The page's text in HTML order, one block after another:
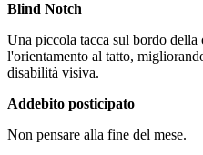
Blind Notch
Una piccola tacca sul bordo
l'orientamento al tatto,
disabilità visiva.
Addebito posticipato
Non pensare alla fine del mese.